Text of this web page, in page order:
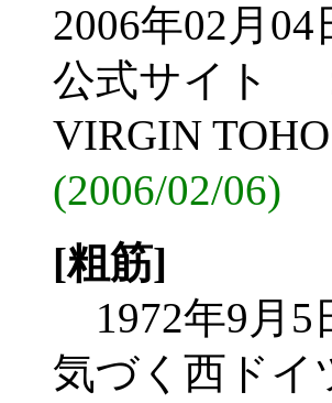
2006年02月
公式サイト
VIRGIN
(2006/02/06)
[粗筋]
1972年9月5
気づく西ドイ